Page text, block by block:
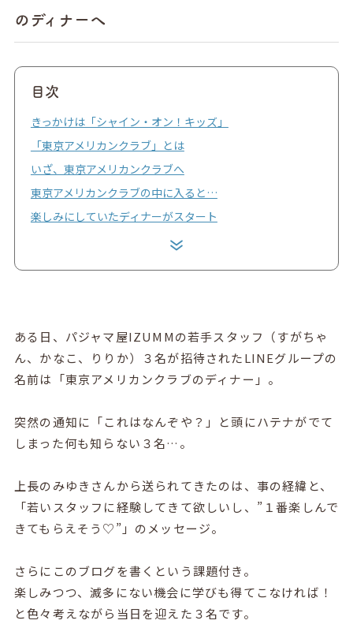
のディナーへ
目次
きっかけは「シャイン・オン！キッズ」
「東京アメリカンクラブ」とは
いざ、東京アメリカンクラブへ
東京アメリカンクラブの中に入ると…
楽しみにしていたディナーがスタート
ある日、パジャマ屋IZUMMの若手スタッフ（すがちゃ
ん、かなこ、りりか）３名が招待されたLINEグループの
名前は「東京アメリカンクラブのディナー」。
突然の通知に「これはなんぞや？」と頭にハテナがでて
しまった何も知らない３名…。
上長のみゆきさんから送られてきたのは、事の経緯と、
「若いスタッフに経験してきて欲しいし、”１番楽しんで
きてもらえそう♡”」のメッセージ。
さらにこのブログを書くという課題付き。
楽しみつつ、滅多にない機会に学びも得てこなければ！
と色々考えながら当日を迎えた３名です。